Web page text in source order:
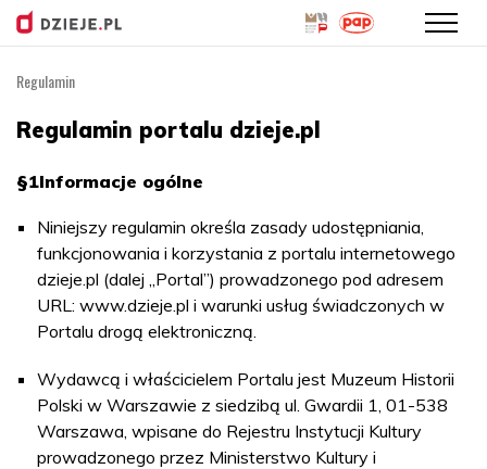
treści
Regulamin
Regulamin portalu dzieje.pl
§1Informacje ogólne
Niniejszy regulamin określa zasady udostępniania,
funkcjonowania i korzystania z portalu internetowego
dzieje.pl (dalej „Portal”) prowadzonego pod adresem
URL: www.dzieje.pl i warunki usług świadczonych w
Portalu drogą elektroniczną.
Wydawcą i właścicielem Portalu jest Muzeum Historii
Polski w Warszawie z siedzibą ul. Gwardii 1, 01-538
Warszawa, wpisane do Rejestru Instytucji Kultury
prowadzonego przez Ministerstwo Kultury i